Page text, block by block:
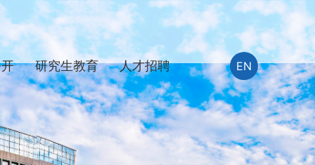
研究生教育 人才招聘 EN